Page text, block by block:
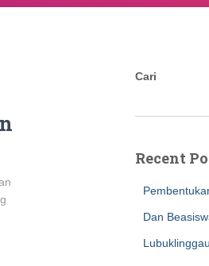
Cari
Recent
Dan
Lubuklinggau